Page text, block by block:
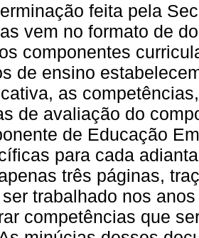
feita pela
vem no formato de
componentes
de ensino
as
de avaliação do
de Educação
para cada
três páginas,
trabalhado nos
competências que